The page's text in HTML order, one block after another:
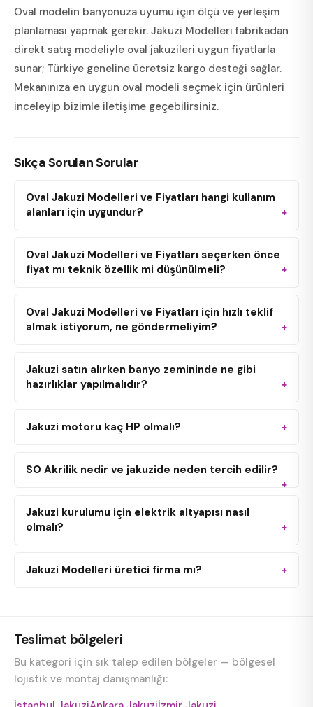
Oval modelin banyonuza uyumu için ölçü ve yerleşim
planlaması yapmak gerekir. Jakuzi Modelleri fabrikadan
direkt satış modeliyle oval jakuzileri uygun fiyatlarla
sunar; Türkiye geneline ücretsiz kargo desteği sağlar.
Mekanınıza en uygun oval modeli seçmek için ürünleri
inceleyip bizimle iletişime geçebilirsiniz.
Sıkça Sorulan Sorular
Oval Jakuzi Modelleri ve Fiyatları hangi kullanım
alanları için uygundur?
Oval Jakuzi Modelleri ve Fiyatları seçerken önce
fiyat mı teknik özellik mi düşünülmeli?
Oval Jakuzi Modelleri ve Fiyatları için hızlı teklif
almak istiyorum, ne göndermeliyim?
Jakuzi satın alırken banyo zemininde ne gibi
hazırlıklar yapılmalıdır?
Jakuzi motoru kaç HP olmalı?
SO Akrilik nedir ve jakuzide neden tercih edilir?
Jakuzi kurulumu için elektrik altyapısı nasıl
olmalı?
Jakuzi Modelleri üretici firma mı?
Teslimat bölgeleri
Bu kategori için sık talep edilen bölgeler — bölgesel
lojistik ve montaj danışmanlığı: